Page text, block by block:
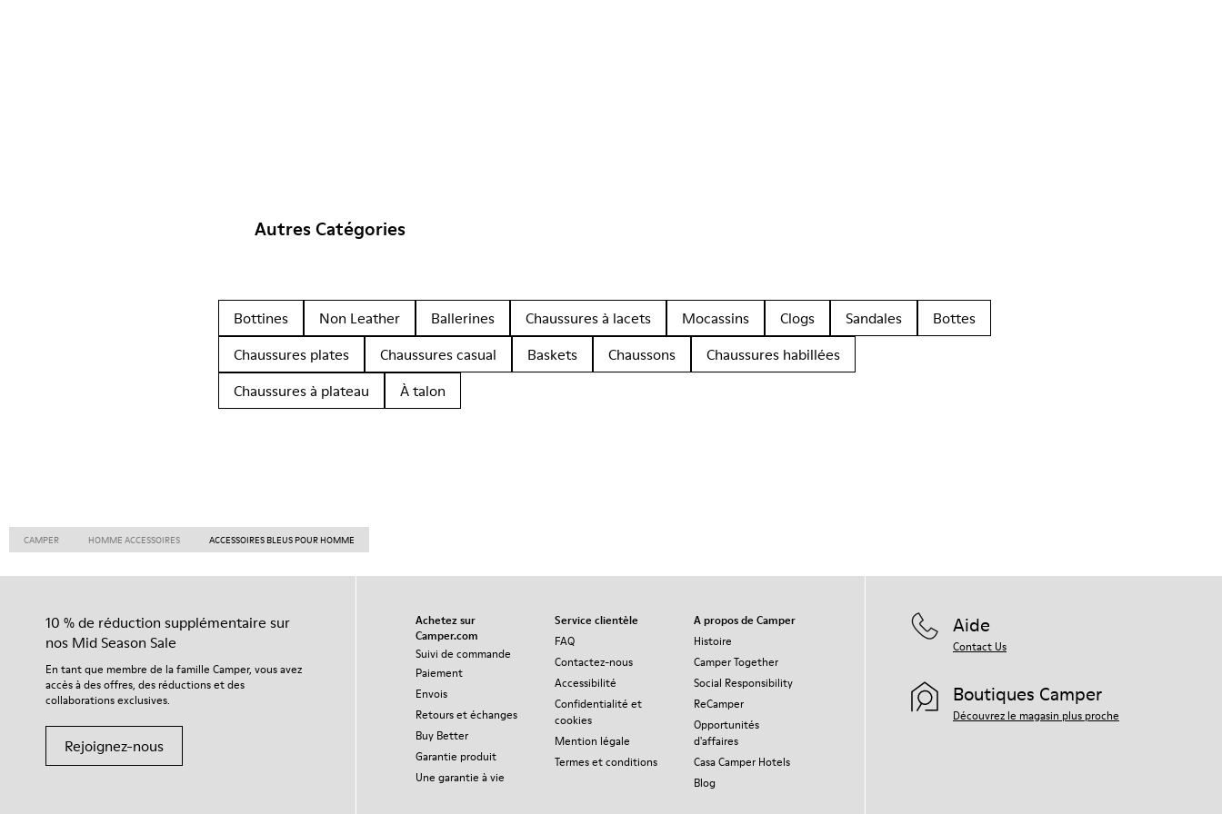
Autres Catégories
Bottines Non Leather Ballerines Chaussures à lacets Mocassins Clogs Sandales
Bottes
Chaussures plates
Chaussures casual Baskets Chaussons
Chaussures habillées
Chaussures à plateau
À talon
CAMPER HOMME ACCESSOIRES ACCESSOIRES BLEUS POUR HOMME
10 % de réduction supplémentaire sur
nos Mid Season Sale
En tant que membre de la famille Camper, vous avez
accès à des offres, des réductions et des
collaborations exclusives.
Rejoignez-nous
Achetez sur
Camper.com
Suivi de commande
Paiement
Envois
Retours et échanges
Buy Better
Garantie produit
Une garantie à vie
Service clientèle
FAQ
Contactez-nous
Accessibilité
Confidentialité et
cookies
Mention légale
Termes et conditions
A propos de Camper
Histoire
Camper Together
Social Responsibility
ReCamper
Opportunités
d'affaires
Casa Camper Hotels
Blog
Aide
Contact Us
Boutiques Camper
Découvrez le magasin plus proche